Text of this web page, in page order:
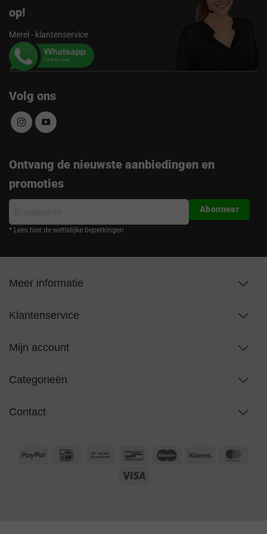
op!
Merel - klantenservice
Volg ons
Ontvang de nieuwste aanbiedingen en
promoties
mailadres
* Lees hier de wettelijke beperkingen
Abonneer
Meer informatie
Klantenservice
Mijn account
Categorieën
Contact
PayPal IDeal
Bank
BancontactMaestro Klarna